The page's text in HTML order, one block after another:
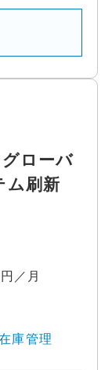
ローバ
ム刷新
／月
庫管理